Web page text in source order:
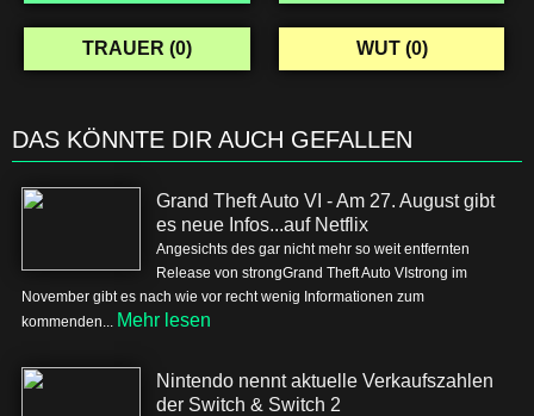
TRAUER (0) WUT (0)
DAS KÖNNTE DIR AUCH GEFALLEN
Grand Theft Auto VI - Am 27. August gibt
es neue Infos...auf Netflix
Angesichts des gar nicht mehr so weit entfernten
Release von strongGrand Theft Auto VIstrong im
November gibt es nach wie vor recht wenig Informationen zum
kommenden... Mehr lesen
Nintendo nennt aktuelle Verkaufszahlen
der Switch & Switch 2